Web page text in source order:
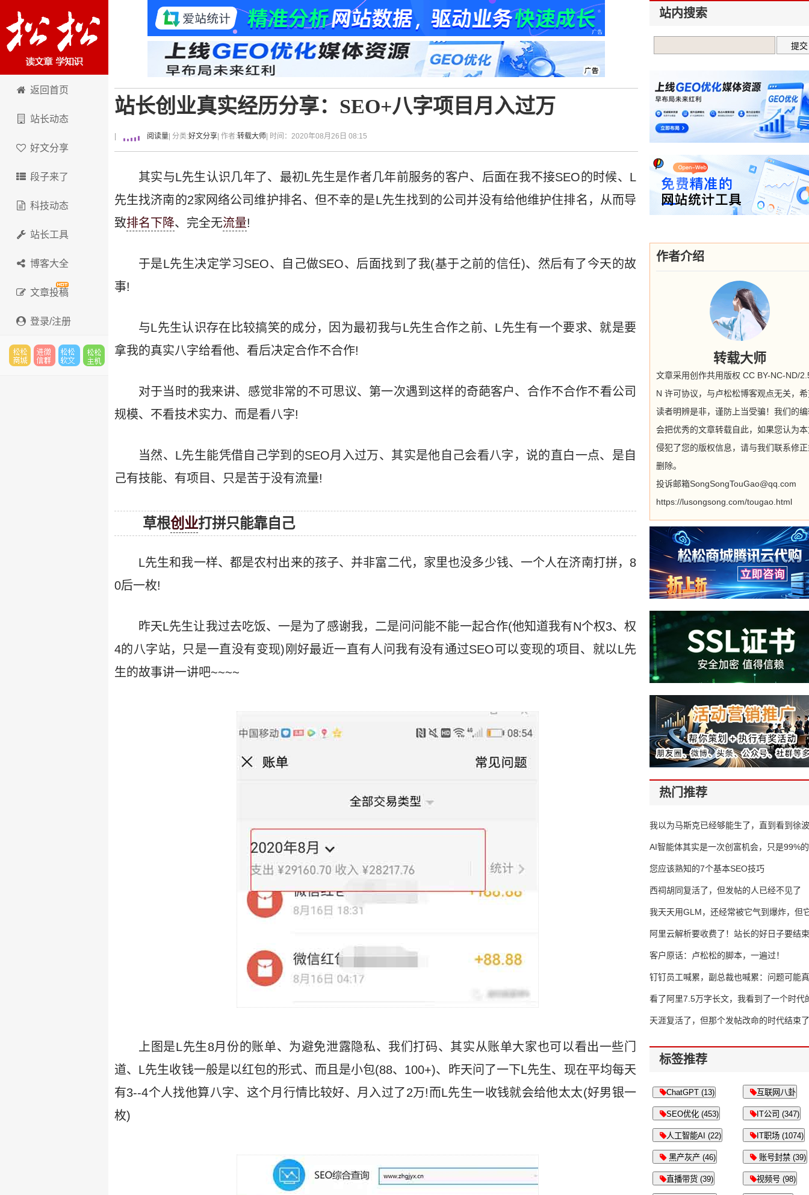
卢松松博客
返回首页
站长动态
好文分享
段子来了
科技动态
站长工具
博客大全
文章投稿
登录/注册
站长创业真实经历分享：SEO+八字项目月入过万
阅读量 | 分类:好文分享 | 作者:转载大师 | 时间：2020年08月26日 08:15
其实与L先生认识几年了、最初L先生是作者几年前服务的客户、后面在我不接SEO的时候、L
先生找济南的2家网络公司维护排名、但不幸的是L先生找到的公司并没有给他维护住排名，从而导
致排名下降、完全无流量!
于是L先生决定学习SEO、自己做SEO、后面找到了我(基于之前的信任)、然后有了今天的故
事!
与L先生认识存在比较搞笑的成分，因为最初我与L先生合作之前、L先生有一个要求、就是要
拿我的真实八字给看他、看后决定合作不合作!
对于当时的我来讲、感觉非常的不可思议、第一次遇到这样的奇葩客户、合作不合作不看公司
规模、不看技术实力、而是看八字!
当然、L先生能凭借自己学到的SEO月入过万、其实是他自己会看八字，说的直白一点、是自
己有技能、有项目、只是苦于没有流量!
草根创业打拼只能靠自己
L先生和我一样、都是农村出来的孩子、并非富二代，家里也没多少钱、一个人在济南打拼，8
0后一枚!
昨天L先生让我过去吃饭、一是为了感谢我，二是问问能不能一起合作(他知道我有N个权3、权
4的八字站，只是一直没有变现)刚好最近一直有人问我有没有通过SEO可以变现的项目、就以L先
生的故事讲一讲吧~~~~
上图是L先生8月份的账单、为避免泄露隐私、我们打码、其实从账单大家也可以看出一些门
道、L先生收钱一般是以红包的形式、而且是小包(88、100+)、昨天问了一下L先生、现在平均每天
有3--4个人找他算八字、这个月行情比较好、月入过了2万!而L先生一收钱就会给他太太(好男银一
枚)
站内搜索
作者介绍
转载大师
文章采用创作共用版权 CC BY-NC-ND/
N 许可协议，与卢松松博客观点无关，
读者明辨是非，谨防上当受骗！我们的
会把优秀的文章转载自此，如果您认为
侵犯了您的版权信息，请与我们联系修
删除。
投诉邮箱SongSongTouGao@qq.com
https://lusongsong.com/tougao.html
热门推荐
我以为马斯克已经够能生了，直到看到
AI智能体其实是一次创富机会，只是99%
错过了
您应该熟知的7个基本SEO技巧
西祠胡同复活了，但发帖的人已经不见了
我天天用GLM，还经常被它气到爆炸，但
16万亿
阿里云解析要收费了！站长的好日子要结
客户原话：卢松松的脚本，一遍过！
钉钉员工喊累，副总裁也喊累：问题可能
了
看了阿里7.5万字长文，我看到了一个时代
天涯复活了，但那个发帖改命的时代结束了
标签推荐
ChatGPT (13) 互联网八卦
SEO优化 (453) IT公司 (347)
人工智能AI (22) IT职场 (1074)
黑产灰产 (46) 账号封禁 (39)
直播带货 (39) 视频号 (98)